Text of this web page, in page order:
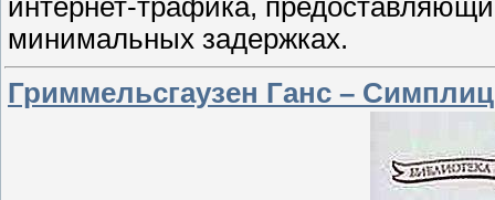
интернет-трафика,
минимальных задержках.
Гриммельсгаузен Ганс –